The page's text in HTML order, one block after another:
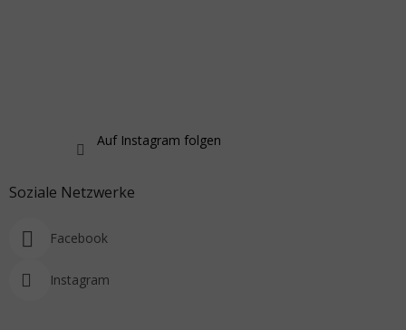
Auf Instagram folgen
Soziale Netzwerke
Facebook
Instagram